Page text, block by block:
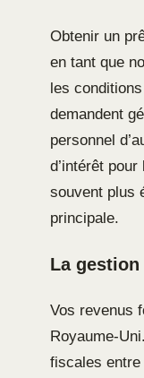
Obtenir un
en tant que
les
demandent
personnel
d’intérêt
souvent plus
principale.
La
Vos revenus
Royaume-
fiscales entre